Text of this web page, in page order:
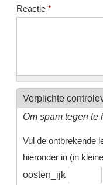
Reactie *
Verplichte
Om spam tegen te
Vul de ontbrekende
hieronder in (in
oosten_ijk